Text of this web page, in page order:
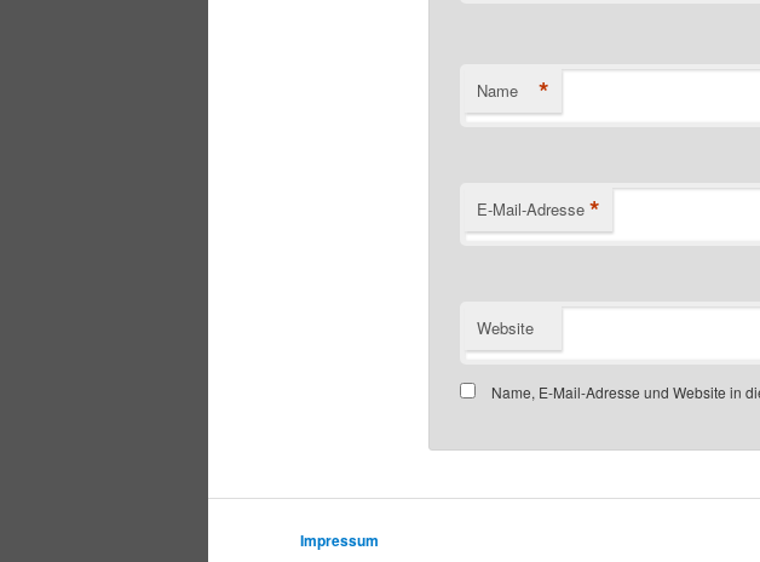
Name *
E-Mail-Adresse *
Website
Name, E-Mail-Adresse und Website in
Impressum